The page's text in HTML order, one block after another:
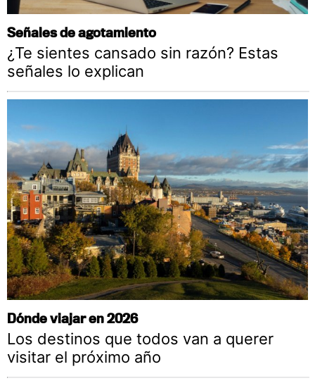
Señales de agotamiento
¿Te sientes cansado sin razón? Estas
señales lo explican
Dónde viajar en 2026
Los destinos que todos van a querer
visitar el próximo año